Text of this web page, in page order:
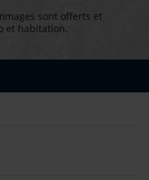
sont offerts et
et habitation.